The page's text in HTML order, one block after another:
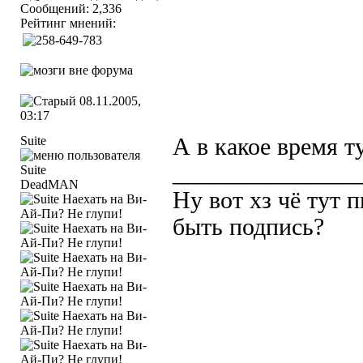
Сообщений: 2,336
Рейтинг мнений:
08.11.2005,
03:17
Suite
DeadMAN
А в какое время
Ну вот хз чё тут
быть подпись?